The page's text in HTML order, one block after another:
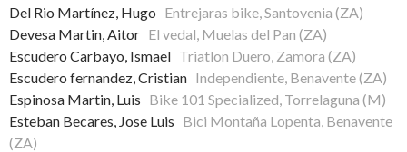
Del Rio Martínez, Hugo Entrejaras bike, Santovenia (ZA)
Devesa Martin, Aitor El vedal, Muelas del Pan (ZA)
Escudero Carbayo, Ismael Triatlon Duero, Zamora (ZA)
Escudero fernandez, Cristian Independiente, Benavente (ZA)
Espinosa Martin, Luis Bike 101 Specialized, Torrelaguna (M)
Esteban Becares, Jose Luis Bici Montaña Lopenta, Benavente
(ZA)